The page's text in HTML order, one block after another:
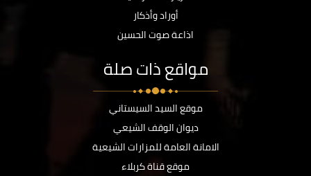
أوراد وأذكار
اذاعة صوت الحسين
مواقع ذات صلة
موقع السيد السيستاني
ديوان الوقف الشيعي
الامانة العامة للمزارات الشيعية
موقع قناة كربلاء